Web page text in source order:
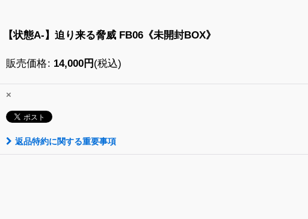
【状態A-】迫り来る脅威 FB06《未開封BOX》
販売価格: 14,000円 (税込)
×
返品特約に関する重要事項